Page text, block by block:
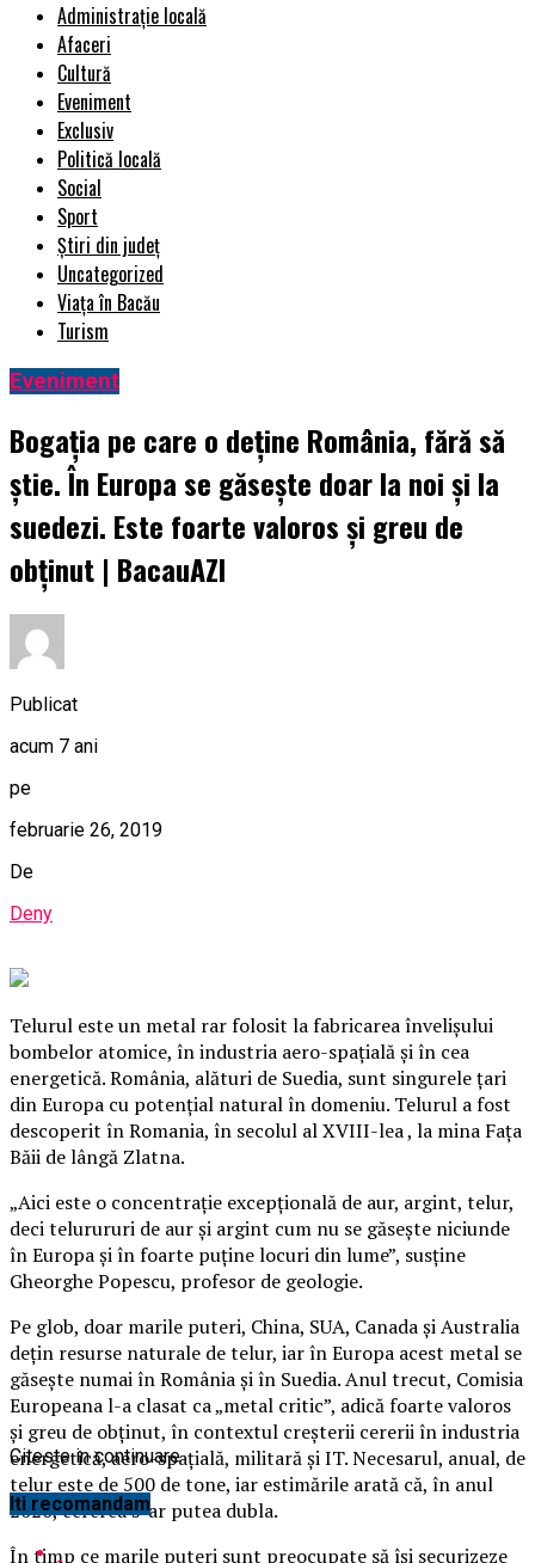
Administrație locală
Afaceri
Cultură
Eveniment
Exclusiv
Politică locală
Social
Sport
Știri din județ
Uncategorized
Viața în Bacău
Turism
Eveniment
Bogația pe care o deține România, fără să
știe. În Europa se găsește doar la noi și la
suedezi. Este foarte valoros şi greu de
obţinut | BacauAZI
Publicat
acum 7 ani
pe
februarie 26, 2019
De
Deny
Telurul este un metal rar folosit la fabricarea învelişului
bombelor atomice, în industria aero-spaţială şi în cea
energetică. România, alături de Suedia, sunt singurele ţari
din Europa cu potenţial natural în domeniu. Telurul a fost
descoperit în Romania, în secolul al XVIII-lea , la mina Faţa
Băii de lângă Zlatna.
„Aici este o concentraţie excepţională de aur, argint, telur,
deci telurururi de aur şi argint cum nu se găseşte niciunde
în Europa şi în foarte puţine locuri din lume”, susţine
Gheorghe Popescu, profesor de geologie.
Pe glob, doar marile puteri, China, SUA, Canada şi Australia
deţin resurse naturale de telur, iar în Europa acest metal se
găseşte numai în România şi în Suedia. Anul trecut, Comisia
Europeana l-a clasat ca „metal critic”, adică foarte valoros
şi greu de obţinut, în contextul creşterii cererii în industria
energetică, aero-spaţială, militară şi IT. Necesarul, anual, de
telur este de 500 de tone, iar estimările arată că, în anul
2020, cererea s-ar putea dubla.
În timp ce marile puteri sunt preocupate să îşi securizeze
Citeste in continuare
Iti recomandam